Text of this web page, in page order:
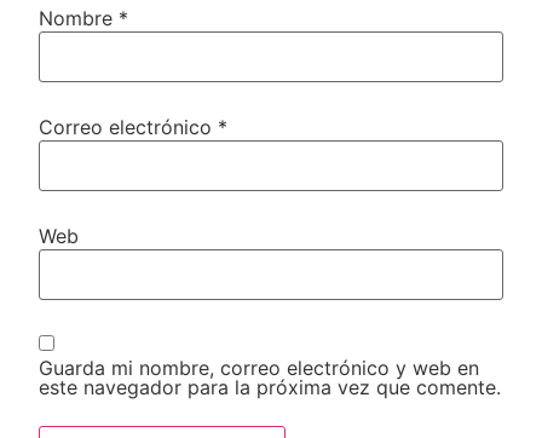
Nombre *
Correo electrónico *
Web
Guarda mi nombre, correo electrónico y web en
este navegador para la próxima vez que comente.